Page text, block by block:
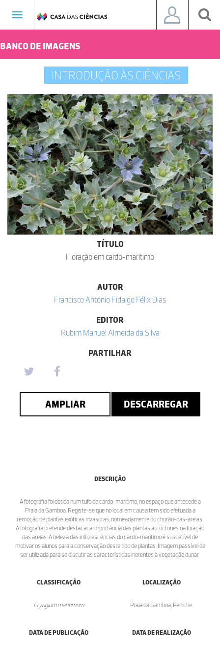
Toggle
BANCO DE IMAGENS
INTRODUÇÃO ÀS CIÊNCIAS
TÍTULO
Floração em cardo-marítimo
AUTOR
Francisco António Fidalgo Félix Dias
EDITOR
Rubim Manuel Almeida da Silva
PARTILHAR
AMPLIAR DESCARREGAR
DESCRIÇÃO
A fotografia foi obtida num tufo de cardo-marítimo, no espaço que antecede a
Praia da Gamboa. Registe-se que no local em causa tem sido efetuada a
remoção de plantas exóticas invasoras, nomeadamente do chorão-das-areias.
A fotografia pretende destacar a importância das plantas autóctones na fixação
das areias. A beleza das inflorescências do cardo-marítimo é suscetível de
motivar os alunos para a conservação deste tipo de plantas. Imagem passível de
ser utilizada para se discutir as características inerentes à vegetação dunar.
CLASSIFICAÇÃO
Eryngium maritimum
LOCALIZAÇÃO
Praia da Gamboa, Peniche.
DATA DE PUBLICAÇÃO DATA DE REALIZAÇÃO